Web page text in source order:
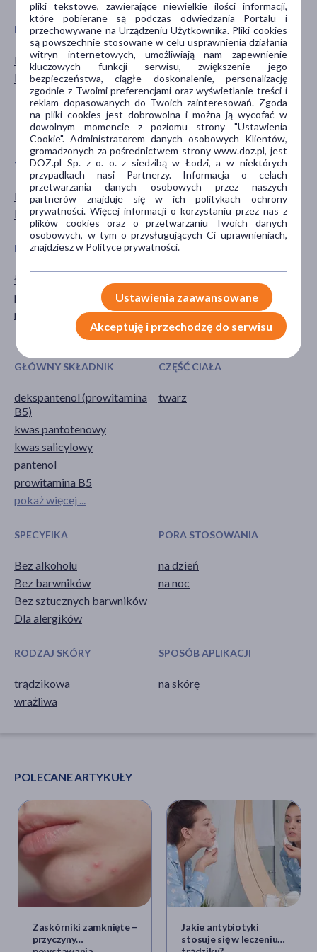
PŁEĆ
Mężczyzna
Kobieta
WIEK
dla młodzieży
dla dorosłych
20+
30+
40+
TYP PRODUKTU
Dermokosmetyk
Kosmetyk
POSTAĆ
żel
DZIAŁANIE/WŁAŚCIWOŚCI
łagodzące
przeciwbakteryjne
regenerujące
PROBLEM
wągry
zaczerwienienie
zaskórniki
GŁÓWNY SKŁADNIK
dekspantenol (prowitamina
B5)
kwas pantotenowy
kwas salicylowy
pantenol
prowitamina B5
pokaż więcej ...
CZĘŚĆ CIAŁA
twarz
SPECYFIKA
Bez alkoholu
Bez barwników
Bez sztucznych barwników
Dla alergików
PORA STOSOWANIA
na dzień
na noc
RODZAJ SKÓRY
trądzikowa
wrażliwa
SPOSÓB APLIKACJI
na skórę
POLECANE ARTYKUŁY
Zaskórniki zamknięte –
przyczyny
Jakie antybiotyki
stosuje się w leczeniu
pliki tekstowe, zawierające niewielkie ilości informacji,
które pobierane są podczas odwiedzania Portalu i
przechowywane na Urządzeniu Użytkownika. Pliki cookies
są powszechnie stosowane w celu usprawnienia działania
witryn internetowych, umożliwiają nam zapewnienie
kluczowych funkcji serwisu, zwiększenie jego
bezpieczeństwa, ciągłe doskonalenie, personalizację
zgodnie z Twoimi preferencjami oraz wyświetlanie treści i
reklam dopasowanych do Twoich zainteresowań. Zgoda
na pliki cookies jest dobrowolna i można ją wycofać w
dowolnym momencie z poziomu strony "Ustawienia
Cookie". Administratorem danych osobowych Klientów,
gromadzonych za pośrednictwem strony www.doz.pl, jest
DOZ.pl Sp. z o. o. z siedzibą w Łodzi, a w niektórych
przypadkach nasi Partnerzy. Informacja o celach
przetwarzania danych osobowych przez naszych
partnerów znajduje się w ich politykach ochrony
prywatności. Więcej informacji o korzystaniu przez nas z
plików cookies oraz o przetwarzaniu Twoich danych
osobowych, w tym o przysługujących Ci uprawnieniach,
znajdziesz w Polityce prywatności.
Ustawienia zaawansowane
Akceptuję i przechodzę do serwisu